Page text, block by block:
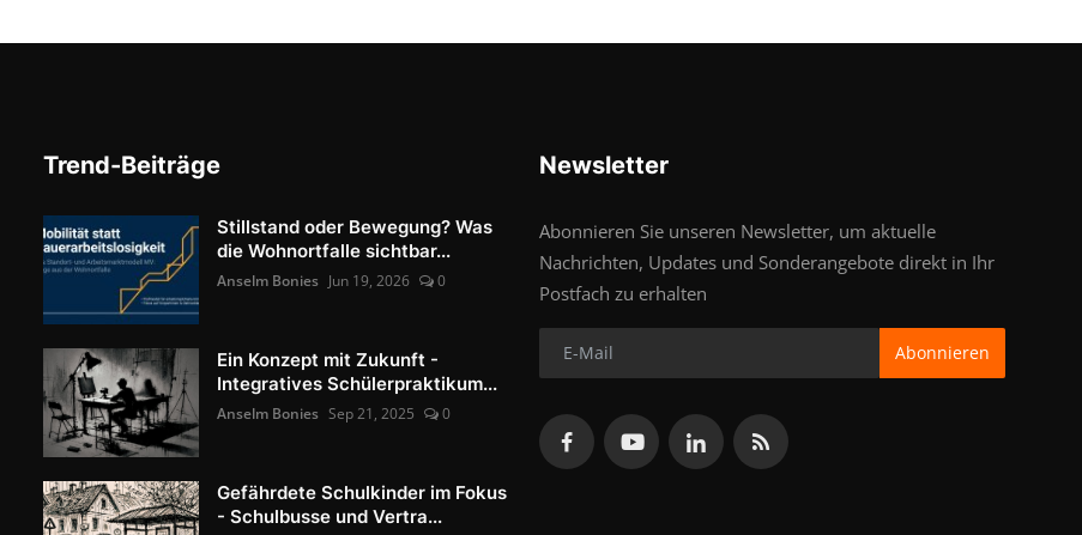
Trend-Beiträge
Stillstand oder Bewegung? Was
die Wohnortfalle sichtbar...
Anselm Bonies Jun 19, 2026 0
Ein Konzept mit Zukunft -
Integratives Schülerpraktikum...
Anselm Bonies Sep 21, 2025 0
Gefährdete Schulkinder im Fokus
- Schulbusse und Vertra...
Newsletter
Abonnieren Sie unseren Newsletter, um aktuelle
Nachrichten, Updates und Sonderangebote direkt in Ihr
Postfach zu erhalten
Abonnieren